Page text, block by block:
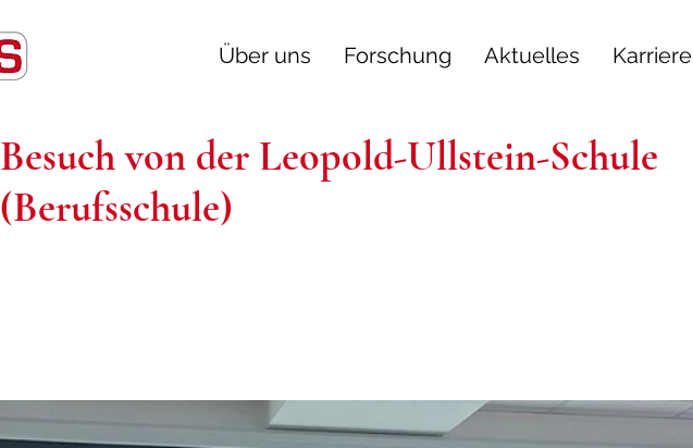
Über uns Forschung Aktuelles Karriere
Besuch von der Leopold-Ullstein-Schule
(Berufsschule)